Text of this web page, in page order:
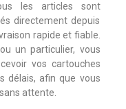
les articles sont
directement depuis
rapide et fiable.
un particulier, vous
vos cartouches
délais, afin que vous
attente.